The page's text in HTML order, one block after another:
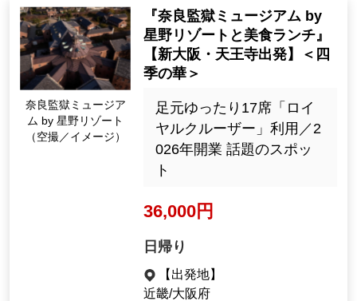
奈良監獄ミュージア
ム by 星野リゾート
（空撮／イメージ）
『奈良監獄ミュージアム by
星野リゾートと美食ランチ』
【新大阪・天王寺出発】＜四
季の華＞
足元ゆったり17席「ロイ
ヤルクルーザー」利用／2
026年開業 話題のスポッ
ト
36,000円
日帰り
【出発地】
近畿/大阪府